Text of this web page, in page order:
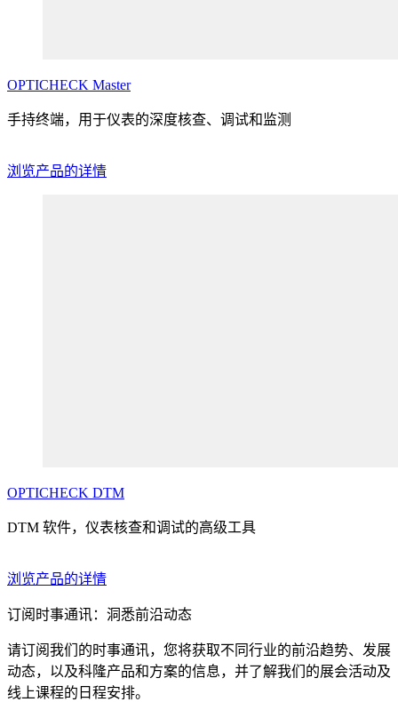
OPTICHECK Master
手持终端，用于仪表的深度核查、调试和监测
浏览产品的详情
OPTICHECK DTM
DTM 软件，仪表核查和调试的高级工具
浏览产品的详情
订阅时事通讯：洞悉前沿动态
请订阅我们的时事通讯，您将获取不同行业的前沿趋势、发展
动态，以及科隆产品和方案的信息，并了解我们的展会活动及
线上课程的日程安排。